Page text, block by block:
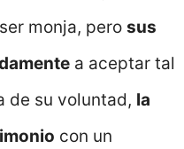
monja, pero sus
a aceptar tal
de su voluntad, la
con un